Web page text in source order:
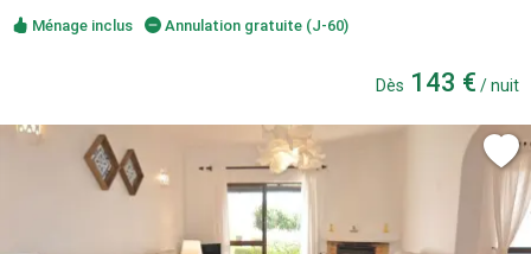
Ménage inclus Annulation gratuite (J-60)
Dès 143 € / nuit